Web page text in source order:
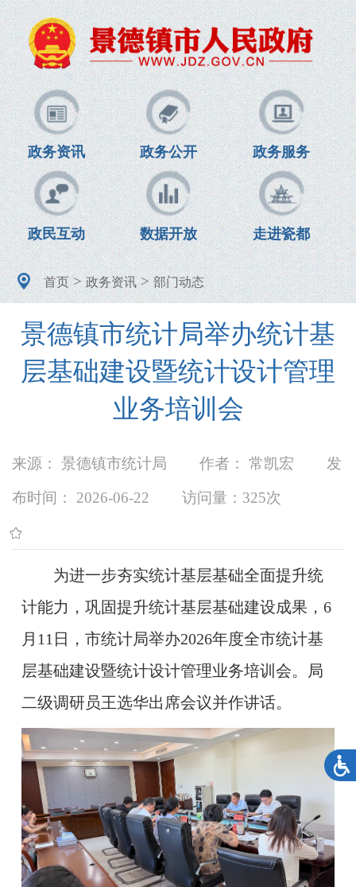
政务资讯 政务公开 政务服务
政民互动 数据开放 走进瓷都
首页>政务资讯>部门动态
景德镇市统计局举办统计基
层基础建设暨统计设计管理
业务培训会
来源： 景德镇市统计局 作者： 常凯宏 发
布时间： 2026-06-22 访问量： 325次
为进一步夯实统计基层基础全面提升统
计能力，巩固提升统计基层基础建设成果，6
月11日，市统计局举办2026年度全市统计基
层基础建设暨统计设计管理业务培训会。局
二级调研员王选华出席会议并作讲话。